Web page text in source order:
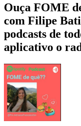
Ouça FOME
com Filipe
podcasts de
aplicativo o